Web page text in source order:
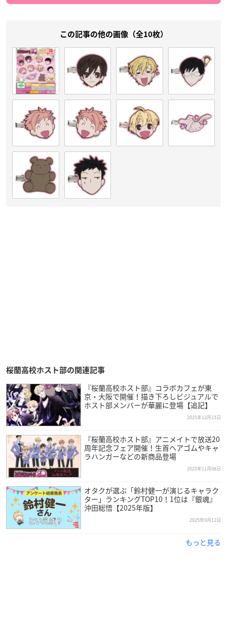
この記事の他の画像（全10枚）
桜蘭高校ホスト部の関連記事
『桜蘭高校ホスト部』コラボカフェが東
京・大阪で開催！描き下ろしビジュアルで
ホスト部メンバーが華麗に登場【追記】
2025年12月23日
『桜蘭高校ホスト部』アニメイトで放送20
周年記念フェア開催！生首ヘアゴムやキャ
ラハンガーなどの新商品登場
2025年11月08日
オタクが選ぶ「鈴村健一が演じるキャラク
ター」ランキングTOP10！1位は『銀魂』
沖田総悟【2025年版】
2025年9月12日
もっと見る